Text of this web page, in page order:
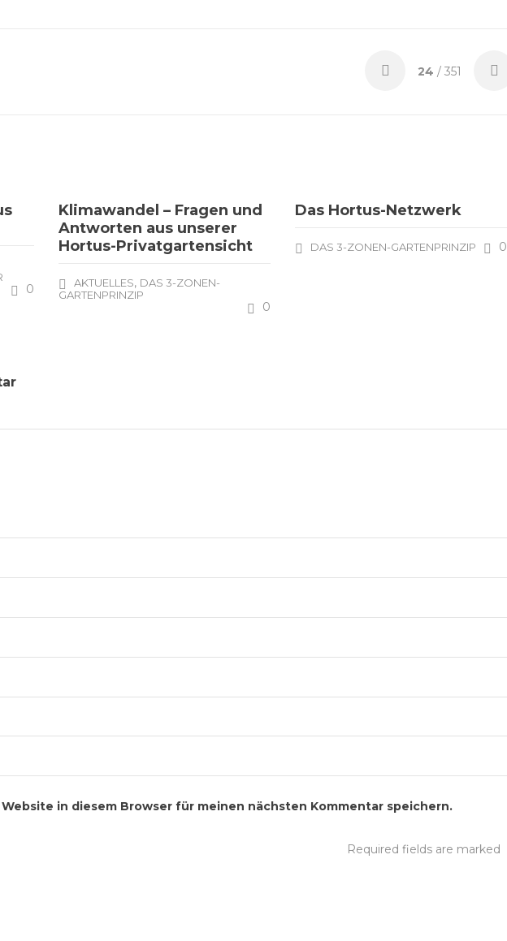
24 / 351
0
Klimawandel – Fragen und
Antworten aus unserer
Hortus-Privatgartensicht
AKTUELLES, DAS 3-ZONEN-
GARTENPRINZIP
0
Das Hortus-Netzwerk
DAS 3-ZONEN-GARTENPRINZIP 0
Website in diesem Browser für meinen nächsten Kommentar speichern.
Required fields are marked